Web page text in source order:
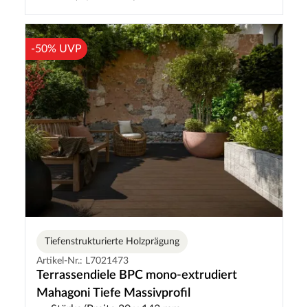
-50% UVP
Tiefenstrukturierte Holzprägung
Artikel-Nr.: L7021473
Terrassendiele BPC mono-extrudiert
Mahagoni Tiefe Massivprofil